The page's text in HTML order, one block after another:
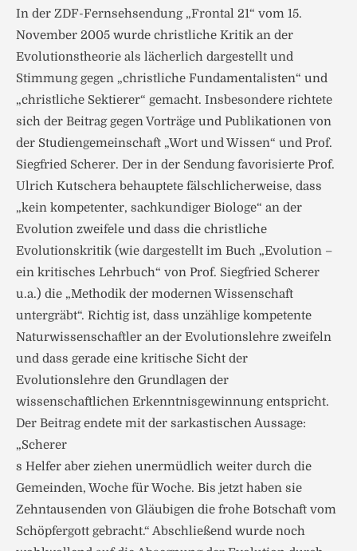
In der ZDF-Fernsehsendung „Frontal 21“ vom 15.
November 2005 wurde christliche Kritik an der
Evolutionstheorie als lächerlich dargestellt und
Stimmung gegen „christliche Fundamentalisten“ und
„christliche Sektierer“ gemacht. Insbesondere richtete
sich der Beitrag gegen Vorträge und Publikationen von
der Studiengemeinschaft „Wort und Wissen“ und Prof.
Siegfried Scherer. Der in der Sendung favorisierte Prof.
Ulrich Kutschera behauptete fälschlicherweise, dass
„kein kompetenter, sachkundiger Biologe“ an der
Evolution zweifele und dass die christliche
Evolutionskritik (wie dargestellt im Buch „Evolution –
ein kritisches Lehrbuch“ von Prof. Siegfried Scherer
u.a.) die „Methodik der modernen Wissenschaft
untergräbt“. Richtig ist, dass unzählige kompetente
Naturwissenschaftler an der Evolutionslehre zweifeln
und dass gerade eine kritische Sicht der
Evolutionslehre den Grundlagen der
wissenschaftlichen Erkenntnisgewinnung entspricht.
Der Beitrag endete mit der sarkastischen Aussage:
„Scherer
s Helfer aber ziehen unermüdlich weiter durch die
Gemeinden, Woche für Woche. Bis jetzt haben sie
Zehntausenden von Gläubigen die frohe Botschaft vom
Schöpfergott gebracht.“ Abschließend wurde noch